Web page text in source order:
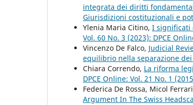
integrata dei diritti
Giurisdizioni costituzionali e
Ylenia Maria Citino, I significati
Vol. 60 No. 3 (2023): DPCE
Vincenzo De Falco, Judicial
equilibrio nella separazione
Chiara Correndo, La riforma
DPCE Online: Vol. 21 No. 1
Federica De Rossa, Micol
Argument In The Swiss